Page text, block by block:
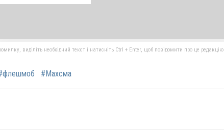
виділіть необхідний текст і натисніть Ctrl + Enter, щоб повідомити про це редакцію
#Махсма